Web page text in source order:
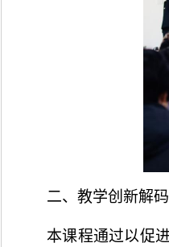
二、 教学创新解码
本课程通过以促